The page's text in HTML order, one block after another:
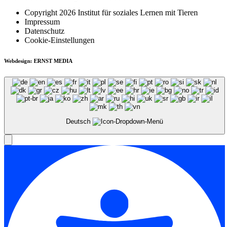
Copyright 2026 Institut für soziales Lernen mit Tieren
Impressum
Datenschutz
Cookie-Einstellungen
Webdesign: ERNST MEDIA
Deutsch